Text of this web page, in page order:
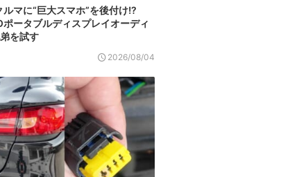
ルマに“巨大スマホ”を後付け!?
ポータブルディスプレイオーディ
を試す
2026/08/04